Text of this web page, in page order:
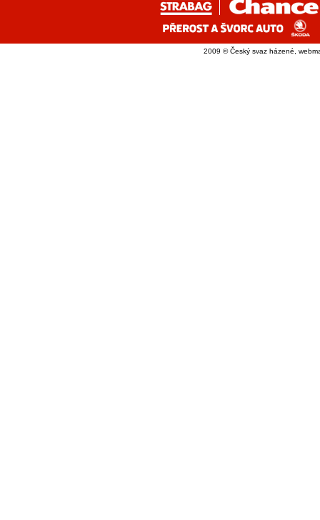
2009 © Český svaz házené,